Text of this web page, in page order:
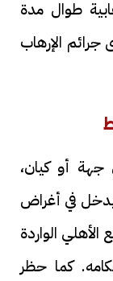
طوال مدة
جرائم الإرهاب
جهة أو كيان،
في أغراض
الواردة
كما حظر